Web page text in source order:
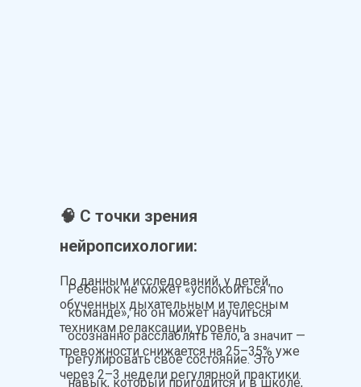
🧠 С точки зрения
нейропсихологии:
По данным исследований, у детей,
обученных дыхательным и телесным
техникам релаксации, уровень
тревожности снижается на 25–35% уже
через 2–3 недели регулярной практики.
Ребёнок не может «успокоиться по
команде», но он может научиться
осознанно расслаблять тело, а значит —
регулировать своё состояние. Это
навык, который пригодится и в школе,